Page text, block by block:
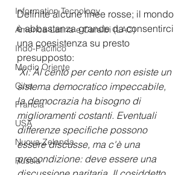
Information Tecnology
America-Latina e Caraibi (LAC)
Indo-Pacifico
Medio Oriente
Cina
Francia
USA
Nuova Zelanda
Russia
Definite alcune linee rosse; il mondo
è abbastanza grande da consentirci
una coesistenza su presto
presupposto:
"Xi: Al cento per cento non esiste un
sistema democratico impeccabile,
la democrazia ha bisogno di
miglioramenti costanti. Eventuali
differenze specifiche possono
essere discusse, ma c'è una
precondizione: deve essere una